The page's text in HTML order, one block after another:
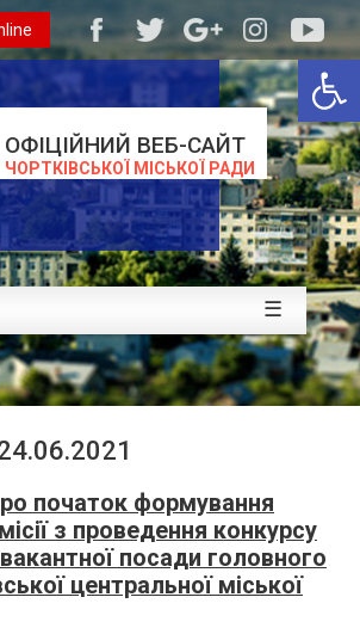
ОФІЦІЙНИЙ ВЕБ-САЙТ
ЧОРТКІВСЬКОЇ МІСЬКОЇ РАДИ
☰
початок формування
з проведення конкурсу
посади головного
центральної міської